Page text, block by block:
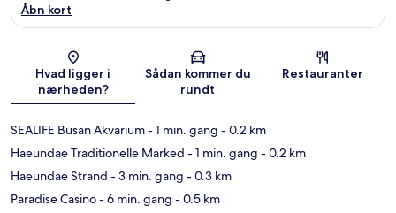
Kort
Åbn kort
Hvad ligger i
nærheden?
Sådan kommer du
rundt
Restauranter
SEALIFE Busan Akvarium- 1 min. gang - 0.2 km
Haeundae Traditionelle Marked - 1 min. gang - 0.2 km
Haeundae Strand - 3 min. gang - 0.3 km
Paradise Casino- 6 min. gang - 0.5 km